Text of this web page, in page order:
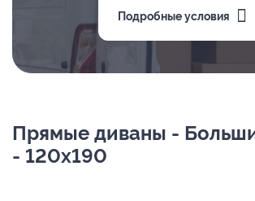
Подробные условия
Прямые диваны -
- 120х190